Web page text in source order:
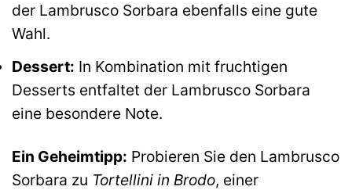
der Lambrusco Sorbara ebenfalls eine gute
Wahl.
Dessert: In Kombination mit fruchtigen
Desserts entfaltet der Lambrusco Sorbara
eine besondere Note.
Ein Geheimtipp: Probieren Sie den Lambrusco
Sorbara zu Tortellini in Brodo, einer